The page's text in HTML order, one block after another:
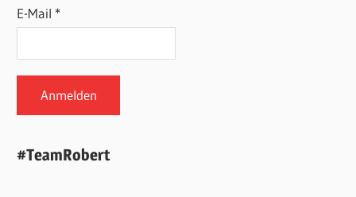
E-Mail *
#TeamRobert